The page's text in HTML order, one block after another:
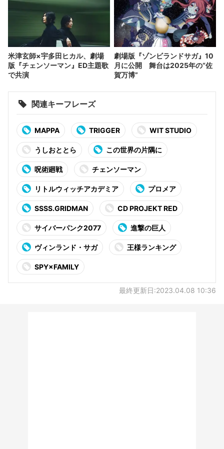
米津玄師×宇多田ヒカル、劇場
版『チェンソーマン』ED主題歌
で共演
劇場版『ゾンビランドサガ』10
月に公開 舞台は2025年の“佐
賀万博”
関連キーフレーズ
MAPPA TRIGGER WIT STUDIO
うしおととら この世界の片隅に
呪術廻戦 チェ‌ン‌ソー‌マ‌ン
リトルウィッチアカデミア プロメア
SSSS.GRIDMAN CD PROJEKT RED
サイバーパンク2077 進撃の巨人
ヴィンランド・サガ 王様ランキング
SPY×FAMILY
最終更新日:2023.04.08 10:36